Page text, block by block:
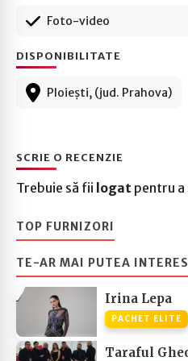
Foto-video
DISPONIBILITATE
Ploiești, (jud. Prahova)
SCRIE O RECENZIE
Trebuie să fii logat pentru a
TOP FURNIZORI
TE-AR MAI PUTEA
Irina Lepa
PACHET ELITE
Taraful